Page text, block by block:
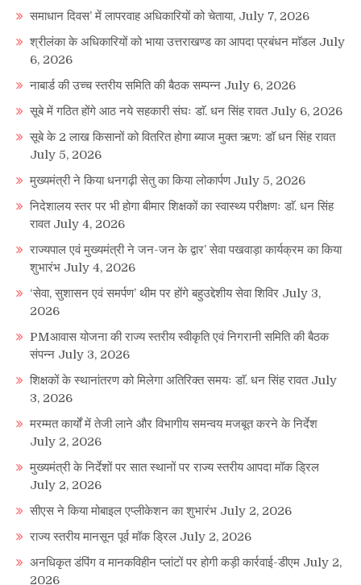
समाधान दिवस’ में लापरवाह अधिकारियों को चेताया, July 7, 2026
श्रीलंका के अधिकारियों को भाया उत्तराखण्ड का आपदा प्रबंधन माॅडल July
6, 2026
नाबार्ड की उच्च स्तरीय समिति की बैठक सम्पन्न July 6, 2026
सूबे में गठित होंगे आठ नये सहकारी संघः डाॅ. धन सिंह रावत July 6, 2026
सूबे के 2 लाख किसानों को वितरित होगा ब्याज मुक्त ऋण: डॉ धन सिंह रावत
July 5, 2026
मुख्यमंत्री ने किया धनगढ़ी सेतु का किया लोकार्पण July 5, 2026
निदेशालय स्तर पर भी होगा बीमार शिक्षकों का स्वास्थ्य परीक्षणः डाॅ. धन सिंह
रावत July 4, 2026
राज्यपाल एवं मुख्यमंत्री ने जन-जन के द्वार’ सेवा पखवाड़ा कार्यक्रम का किया
शुभारंभ July 4, 2026
‘सेवा, सुशासन एवं समर्पण’ थीम पर होंगे बहुउद्देशीय सेवा शिविर July 3,
2026
PMआवास योजना की राज्य स्तरीय स्वीकृति एवं निगरानी समिति की बैठक
संपन्न July 3, 2026
शिक्षकों के स्थानांतरण को मिलेगा अतिरिक्त समयः डाॅ. धन सिंह रावत July
3, 2026
मरम्मत कार्यों में तेजी लाने और विभागीय समन्वय मजबूत करने के निर्देश
July 2, 2026
मुख्यमंत्री के निर्देशों पर सात स्थानों पर राज्य स्तरीय आपदा मॉक ड्रिल
July 2, 2026
सीएस ने किया मोबाइल एप्लीकेशन का शुभारंभ July 2, 2026
राज्य स्तरीय मानसून पूर्व मॉक ड्रिल July 2, 2026
अनधिकृत डंपिंग व मानकविहीन प्लांटों पर होगी कड़ी कार्रवाई-डीएम July 2,
2026